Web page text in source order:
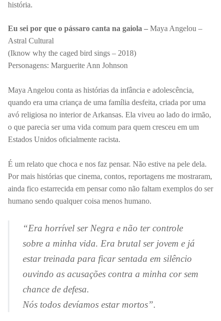
história.
Eu sei por que o pássaro canta na gaiola – Maya Angelou –
Astral Cultural
(Iknow why the caged bird sings – 2018)
Personagens: Marguerite Ann Johnson
Maya Angelou conta as histórias da infância e adolescência,
quando era uma criança de uma família desfeita, criada por uma
avó religiosa no interior de Arkansas. Ela viveu ao lado do irmão,
o que parecia ser uma vida comum para quem cresceu em um
Estados Unidos oficialmente racista.
É um relato que choca e nos faz pensar. Não estive na pele dela.
Por mais histórias que cinema, contos, reportagens me mostraram,
ainda fico estarrecida em pensar como não faltam exemplos do ser
humano sendo qualquer coisa menos humano.
“Era horrível ser Negra e não tercontrole
sobre a minha vida. Era brutal ser jovem e já
estar treinada para ficar sentada em silêncio
ouvindo as acusações contra a minha cor sem
chance de defesa.
Nós todos devíamos estar mortos”.